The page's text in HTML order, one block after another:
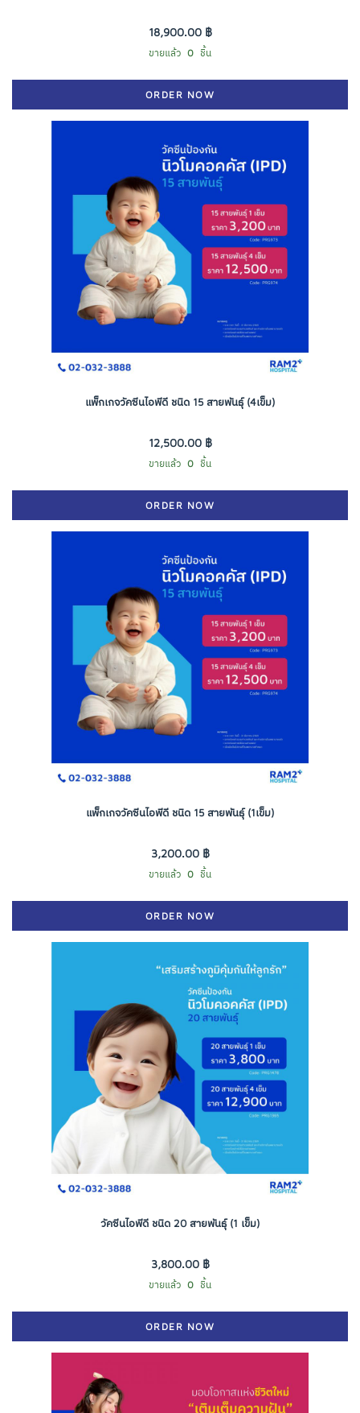
18,900.00 ฿
ขายแล้ว 0 ชิ้น
ORDER NOW
แพ็กเกจวัคซีนไอพีดี ชนิด 15 สายพันธุ์ (4เข็ม)
12,500.00 ฿
ขายแล้ว 0 ชิ้น
ORDER NOW
แพ็กเกจวัคซีนไอพีดี ชนิด 15 สายพันธุ์ (1เข็ม)
3,200.00 ฿
ขายแล้ว 0 ชิ้น
ORDER NOW
วัคซีนไอพีดี ชนิด 20 สายพันธุ์ (1 เข็ม)
3,800.00 ฿
ขายแล้ว 0 ชิ้น
ORDER NOW